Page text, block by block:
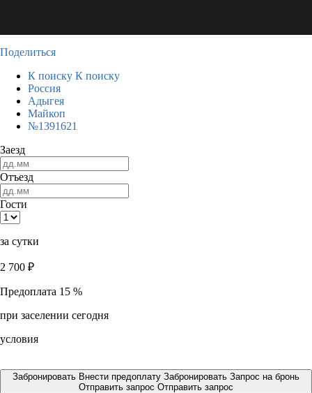
Поделиться
К поиску К поиску
Россия
Адыгея
Майкоп
№1391621
Заезд
Отъезд
Гости
за сутки
2 700 ₽
Предоплата 15 %
при заселении сегодня
условия
Забронировать Внести предоплату Забронировать Запрос на бронь
Отправить запрос Отправить запрос